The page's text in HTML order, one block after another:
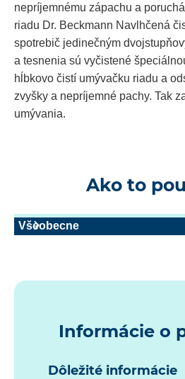
nepríjemnému zápachu a
riadu Dr. Beckmann Navlhčená
spotrebič jedinečným
a tesnenia sú vyčistené
hĺbkovo čistí umývačku riadu a
zvyšky a nepríjemné pachy. Tak
umývania.
Ako to
Všeobecne
Informácie o
Dôležité informácie